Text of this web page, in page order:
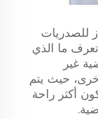
للصدريات
ما الذي
غير
حيث يتم
أكثر راحة